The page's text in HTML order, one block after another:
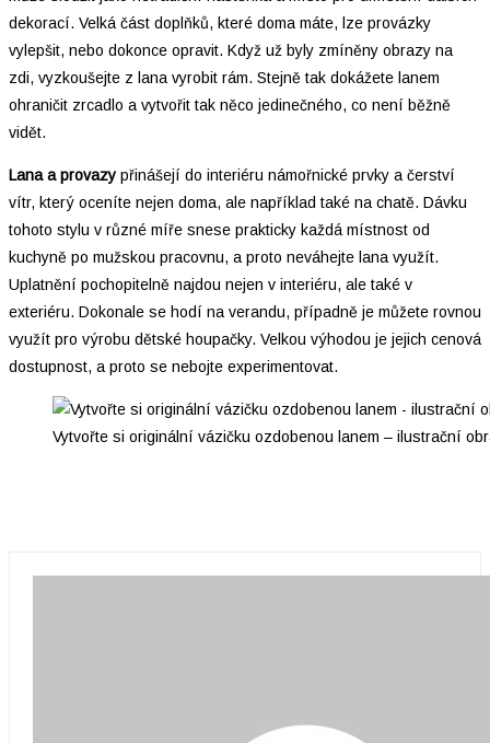
dekorací. Velká část doplňků, které doma máte, lze provázky
vylepšit, nebo dokonce opravit. Když už byly zmíněny obrazy na
zdi, vyzkoušejte z lana vyrobit rám. Stejně tak dokážete lanem
ohraničit zrcadlo a vytvořit tak něco jedinečného, co není běžně
vidět.
Lana a provazy přinášejí do interiéru námořnické prvky a čerství
vítr, který oceníte nejen doma, ale například také na chatě. Dávku
tohoto stylu v různé míře snese prakticky každá místnost od
kuchyně po mužskou pracovnu, a proto neváhejte lana využít.
Uplatnění pochopitelně najdou nejen v interiéru, ale také v
exteriéru. Dokonale se hodí na verandu, případně je můžete rovnou
využít pro výrobu dětské houpačky. Velkou výhodou je jejich cenová
dostupnost, a proto se nebojte experimentovat.
Vytvořte si originální vázičku ozdobenou lanem – ilustrační